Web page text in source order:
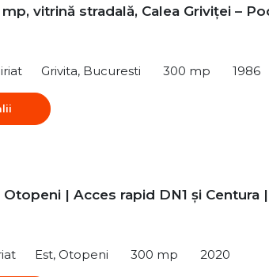
vitrină stradală, Calea Griviței –
Grivita, Bucuresti 300 mp 1986
| Acces rapid DN1 și Centura |
Est, Otopeni 300 mp 2020